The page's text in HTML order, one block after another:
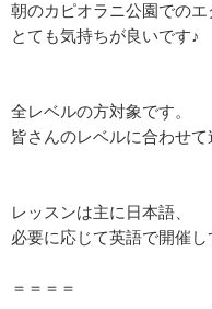
朝のカピオラニ公園でのエ
とても気持ちが良いです♪
全レベルの方対象です。
皆さんのレベルに合わせて
レッスンは主に日本語、
必要に応じて英語で開催
＝＝＝＝